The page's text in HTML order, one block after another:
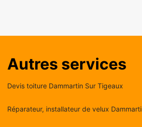
Autres services
Devis toiture Dammartin Sur Tigeaux
Réparateur, installateur de velux